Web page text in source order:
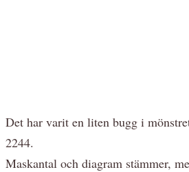
Det har varit en liten bugg i
2244.
Maskantal och diagram stämmer,